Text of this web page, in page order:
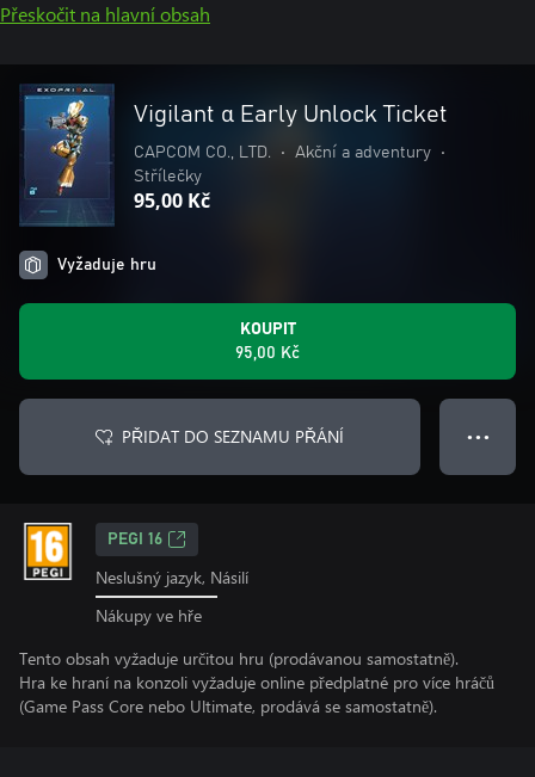
Přeskočit na hlavní obsah
Vigilant α Early Unlock Ticket
CAPCOM CO., LTD. • Akční a adventury
•
Střílečky
95,00 Kč
Vyžaduje hru
KOUPIT
95,00 Kč
PŘIDAT DO SEZNAMU PŘÁNÍ ● ● ●
PEGI 16
Neslušný jazyk, Násilí
Nákupy ve hře
Tento obsah vyžaduje určitou hru (prodávanou samostatně).
Hra ke hraní na konzoli vyžaduje online předplatné pro více hráčů
(Game Pass Core nebo Ultimate, prodává se samostatně).